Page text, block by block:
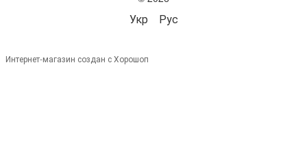
Укр Рус
Интернет-магазин создан с Хорошоп